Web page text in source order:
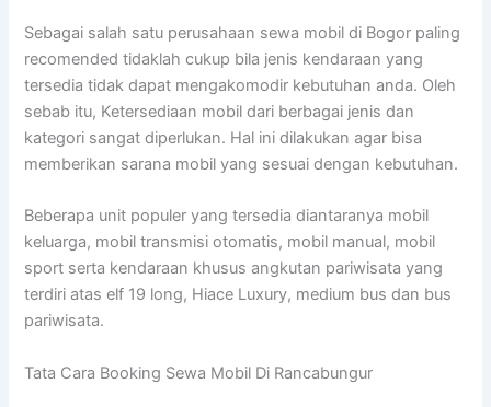
Sebagai salah satu perusahaan sewa mobil di Bogor paling
recomended tidaklah cukup bila jenis kendaraan yang
tersedia tidak dapat mengakomodir kebutuhan anda. Oleh
sebab itu, Ketersediaan mobil dari berbagai jenis dan
kategori sangat diperlukan. Hal ini dilakukan agar bisa
memberikan sarana mobil yang sesuai dengan kebutuhan.
Beberapa unit populer yang tersedia diantaranya mobil
keluarga, mobil transmisi otomatis, mobil manual, mobil
sport serta kendaraan khusus angkutan pariwisata yang
terdiri atas elf 19 long, Hiace Luxury, medium bus dan bus
pariwisata.
Tata Cara Booking Sewa Mobil Di Rancabungur